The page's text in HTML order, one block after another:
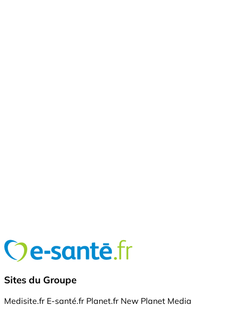
Sites du Groupe
Medisite.fr E-santé.fr Planet.fr New Planet Media